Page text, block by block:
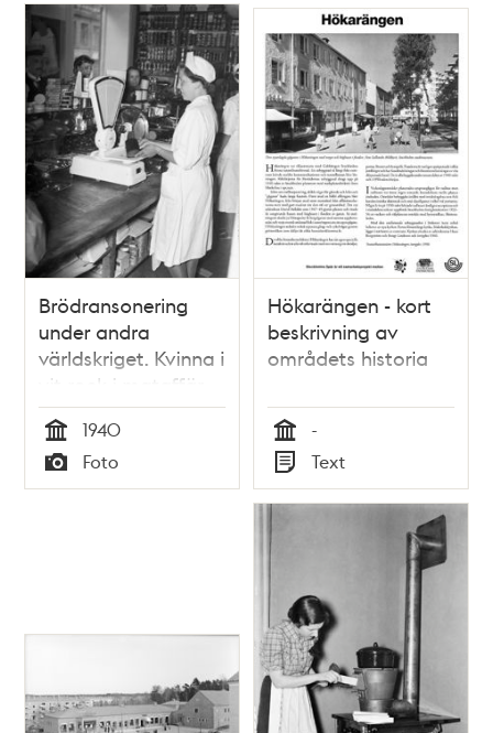
Relaterade
poster
och
teman
Brödransonering
under andra
världskriget. Kvinna i
vit rock i mataffär
väger bröd på en
våg åt kunder.
Tid
1940
Typ
Foto
Hökarängen - kort
beskrivning av
områdets historia
Tid
-
Typ
Text